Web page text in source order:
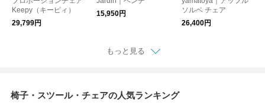
Keepy（キーピィ）
29,799円
15,950円
ソルベ チェア
26,400円
もっと見る
椅子・スツール・チェアの人気ランキング